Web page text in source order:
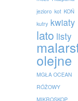
jezioro kot KOŃ
kutry kwiaty
lato listy
olejne
MGŁA OCEAN
RÓŻOWY
MIKROSKOP